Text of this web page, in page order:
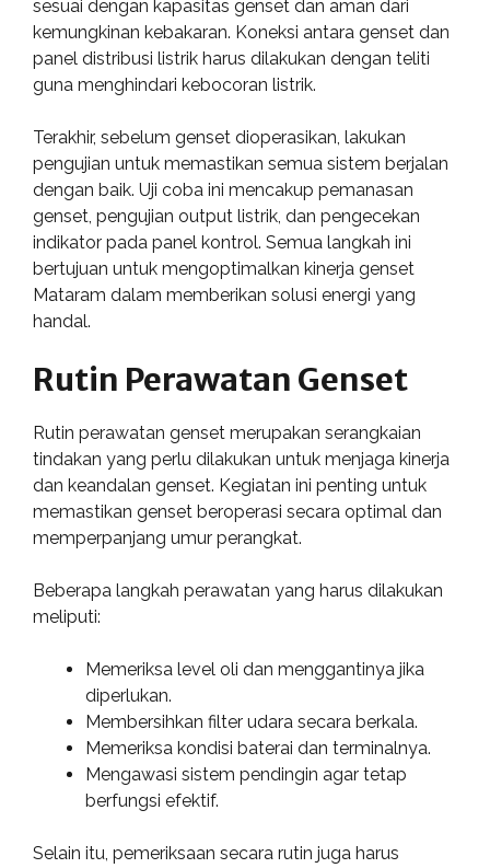
sesuai dengan kapasitas genset dan aman dari
kemungkinan kebakaran. Koneksi antara genset dan
panel distribusi listrik harus dilakukan dengan teliti
guna menghindari kebocoran listrik.
Terakhir, sebelum genset dioperasikan, lakukan
pengujian untuk memastikan semua sistem berjalan
dengan baik. Uji coba ini mencakup pemanasan
genset, pengujian output listrik, dan pengecekan
indikator pada panel kontrol. Semua langkah ini
bertujuan untuk mengoptimalkan kinerja genset
Mataram dalam memberikan solusi energi yang
handal.
Rutin Perawatan Genset
Rutin perawatan genset merupakan serangkaian
tindakan yang perlu dilakukan untuk menjaga kinerja
dan keandalan genset. Kegiatan ini penting untuk
memastikan genset beroperasi secara optimal dan
memperpanjang umur perangkat.
Beberapa langkah perawatan yang harus dilakukan
meliputi:
Memeriksa level oli dan menggantinya jika
diperlukan.
Membersihkan filter udara secara berkala.
Memeriksa kondisi baterai dan terminalnya.
Mengawasi sistem pendingin agar tetap
berfungsi efektif.
Selain itu, pemeriksaan secara rutin juga harus